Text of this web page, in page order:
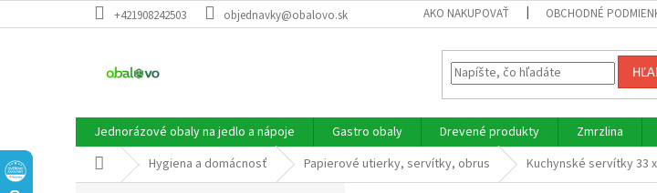
na
+421908242503 objednavky@obalovo.sk AKO NAKUPOVAŤ OBCHODNÉ
Jednorázové obaly na jedlo a nápoje Gastro obaly Drevené produkty Zmrzlina
DomovHygiena a domácnosť Papierové utierky, servítky, obrus Kuchynské servítky 33